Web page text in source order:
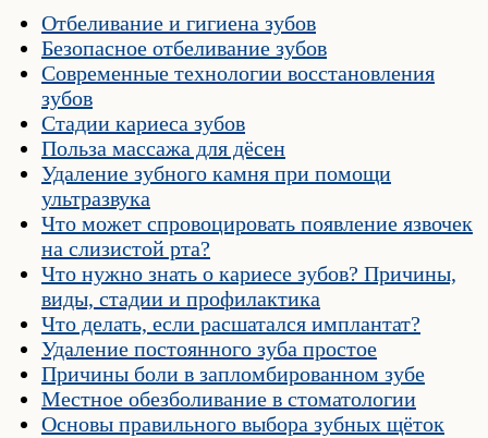
Отбеливание и гигиена зубов
Безопасное отбеливание зубов
Современные технологии восстановления
зубов
Стадии кариеса зубов
Польза массажа для дёсен
Удаление зубного камня при помощи
ультразвука
Что может спровоцировать появление язвочек
на слизистой рта?
Что нужно знать о кариесе зубов? Причины,
виды, стадии и профилактика
Что делать, если расшатался имплантат?
Удаление постоянного зуба простое
Причины боли в запломбированном зубе
Местное обезболивание в стоматологии
Основы правильного выбора зубных щёток